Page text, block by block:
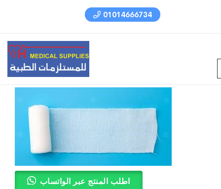
01014666734
اطلب المنتج عبر الواتساب